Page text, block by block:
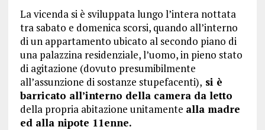
La vicenda si è sviluppata lungo l’intera nottata
tra sabato e domenica scorsi, quando all’interno
di un appartamento ubicato al secondo piano di
una palazzina residenziale, l’uomo, in pieno stato
di agitazione (dovuto presumibilmente
all’assunzione di sostanze stupefacenti), si è
barricato all’interno della camera da letto
della propria abitazione unitamente alla madre
ed alla nipote 11enne.